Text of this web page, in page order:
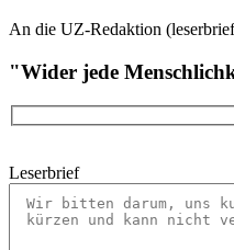
An die UZ-Redaktion
"Wider jede
Leserbrief